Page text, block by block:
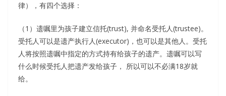
律），有四个选择：
（1）遗嘱里为孩子建立信托(trust), 并命名受托人(trustee)。
受托人可以是遗产执行人(executor)，也可以是其他人。受托
人将按照遗嘱中指定的方式持有给孩子的遗产。遗嘱可以写
什么时候受托人把遗产发给孩子， 所以可以不必满18岁就
给。